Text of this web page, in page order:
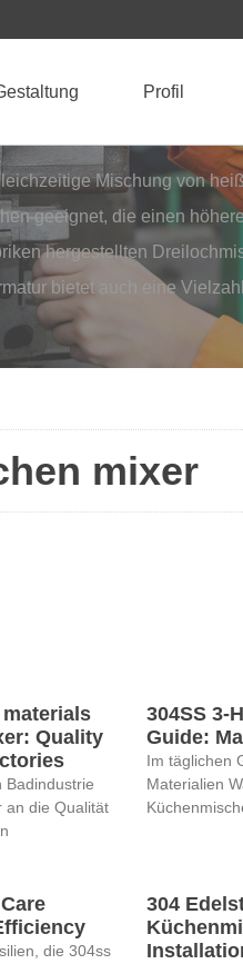
Profil
Mischung von
geeignet, die einen
hergestellten
bietet auch eine
mixer
Quality
Badindustrie
an die Qualität
304SS 3-
Guide:
Im täglichen
Materialien
die 304ss
304